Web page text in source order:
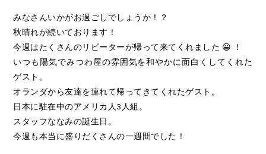
みなさんいかがお過ごしでしょうか！？
秋晴れが続いております！
今週はたくさんのリピーターが帰って来てくれました 😀 ！
いつも陽気でみつわ屋の雰囲気を和やかに面白くしてくれた
ゲスト。
オランダから友達を連れて帰ってきてくれたゲスト。
日本に駐在中のアメリカ人3人組。
スタッフななみの誕生日。
今週も本当に盛りだくさんの一週間でした！